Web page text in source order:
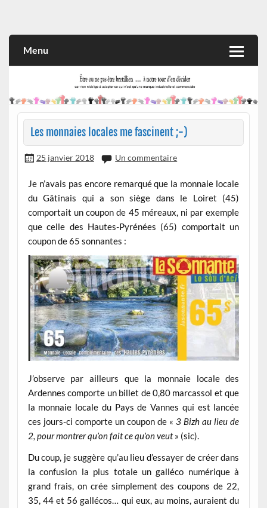
et commerciale
Menu
Les monnaies locales me fascinent ;-)
25 janvier 2018 Un commentaire
Je n’avais pas encore remarqué que la monnaie locale
du Gâtinais qui a son siège dans le Loiret (45)
comportait un coupon de 45 méreaux, ni par exemple
que celle des Hautes-Pyrénées (65) comportait un
coupon de 65 sonnantes :
J’observe par ailleurs que la monnaie locale des
Ardennes comporte un billet de 0,80 marcassol et que
la monnaie locale du Pays de Vannes qui est lancée
ces jours-ci comporte un coupon de «3 Bizh au lieu de
2, pour montrer qu’on fait ce qu’on veut» (sic).
Du coup, je suggère qu’au lieu d’essayer de créer dans
la confusion la plus totale un galléco numérique à
grand frais, on crée simplement des coupons de 22,
35, 44 et 56 gallécos… qui eux, au moins, auraient du